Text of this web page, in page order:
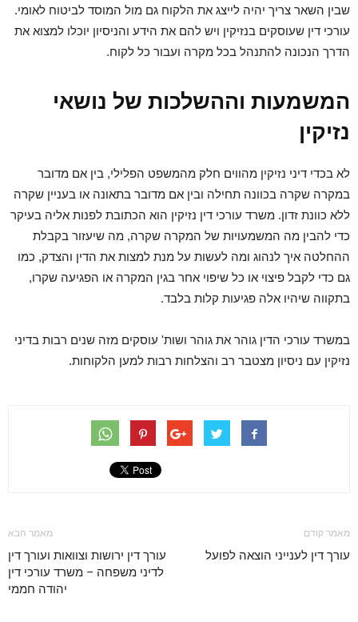
שבין השאר צריך יהיה לייצג את הלקוח גם מול המוסד לביטוח לאומי.
עורכי דין שעוסקים בנזיקין ויש להם את הידע והניסיון יוכלו למצוא את
הדרך הנכונה להתנהל בכל מקרה ועבור כל לקוח.
המשמעות וההשלכות של נושאי
נזיקין
לא בכדי דיני נזיקין מהווים חלק מהמשפט הפלילי, בין אם מדובר
במקרה שקרה בכוונה תחילה ובין אם מדובר בתאונה או בעניין שקרה
ללא כוונת זדון. משרד עורכי דין נזיקין הוא הכתובת לפנות אליה בעיקר
כדי להבין מה המשמעויות של המקרה שקרה, מה שיעזור בקבלת
ההחלטה איך לנהוג ומה לעשות על מנת למצות את הדין והצדק, כמו
גם כדי לקבל פיצוי או כל שיפוי אחר בגין המקרה או הפגיעה שקרו,
בתקווה שיהיו אלה פגיעות קלות בלבד.
במשרד עורכי הדין גוהר את גוהר ושות' עוסקים מזה שנים רבות בדיני
נזיקין עם ניסיון מצטבר רב והצלחות רבות למען הלקוחות.
מאמר קודם
עורך דין לענייני הוצאה לפועל
מאמר הבא
עורך דין ירושות וצוואות ועורך דין
לדיני משפחה – משרד עורכי דין
יהודה חממי